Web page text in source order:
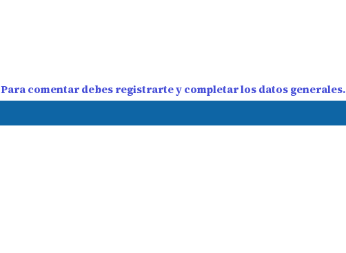
Para comentar debes registrarte y completar los datos generales.